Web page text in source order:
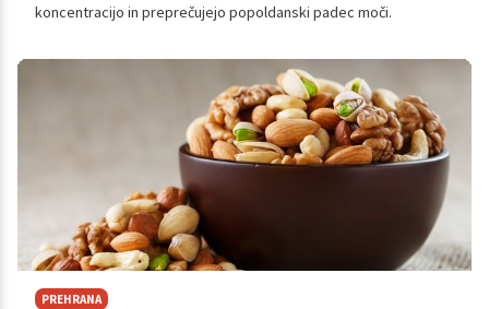
koncentracijo in preprečujejo popoldanski padec moči.
PREHRANA